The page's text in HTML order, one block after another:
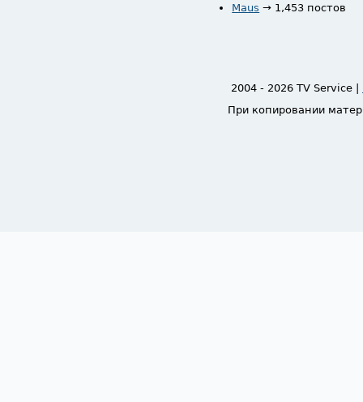
Maus → 1,453 постов
2004 - 2026 TV Service |
При копировании